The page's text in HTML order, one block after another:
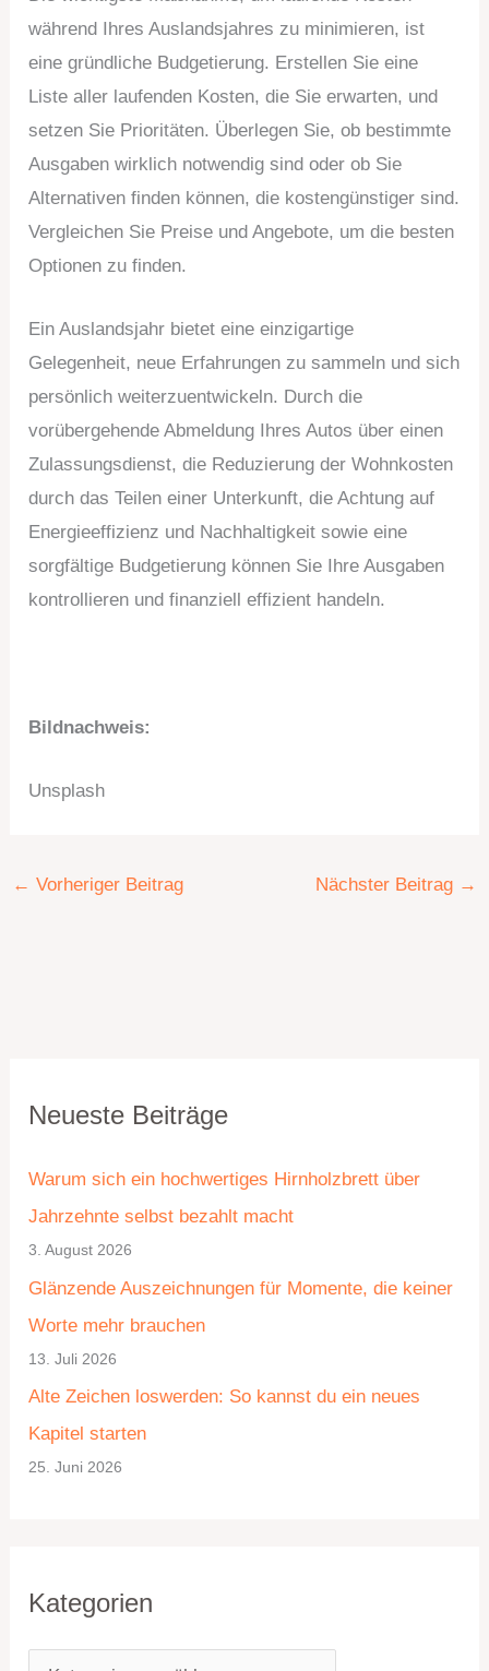
während Ihres Auslandsjahres zu minimieren, ist
eine gründliche Budgetierung. Erstellen Sie eine
Liste aller laufenden Kosten, die Sie erwarten, und
setzen Sie Prioritäten. Überlegen Sie, ob bestimmte
Ausgaben wirklich notwendig sind oder ob Sie
Alternativen finden können, die kostengünstiger sind.
Vergleichen Sie Preise und Angebote, um die besten
Optionen zu finden.
Ein Auslandsjahr bietet eine einzigartige
Gelegenheit, neue Erfahrungen zu sammeln und sich
persönlich weiterzuentwickeln. Durch die
vorübergehende Abmeldung Ihres Autos über einen
Zulassungsdienst, die Reduzierung der Wohnkosten
durch das Teilen einer Unterkunft, die Achtung auf
Energieeffizienz und Nachhaltigkeit sowie eine
sorgfältige Budgetierung können Sie Ihre Ausgaben
kontrollieren und finanziell effizient handeln.
Bildnachweis:
Unsplash
← Vorheriger Beitrag Nächster Beitrag →
Neueste Beiträge
Warum sich ein hochwertiges Hirnholzbrett über
Jahrzehnte selbst bezahlt macht
3. August 2026
Glänzende Auszeichnungen für Momente, die keiner
Worte mehr brauchen
13. Juli 2026
Alte Zeichen loswerden: So kannst du ein neues
Kapitel starten
25. Juni 2026
Kategorien
a
e
g
o
r
i
r
h
i
v